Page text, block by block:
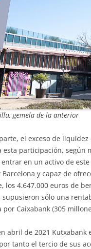
gemela de la anterior
el exceso de
esta participación, según
en un activo de
y capaz de
los 4.647.000 euros de
supusieron sólo una
por Caixabank (305
abril de 2021
tanto el tercio de sus